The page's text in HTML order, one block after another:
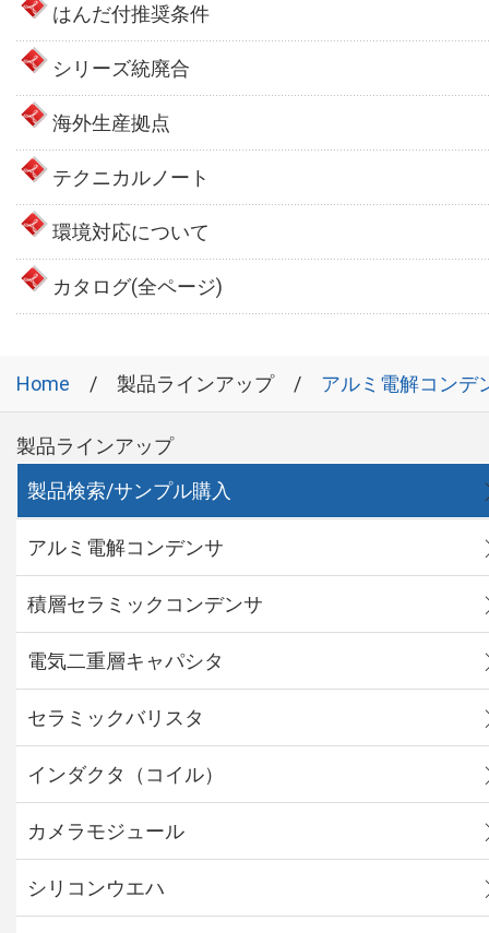
はんだ付推奨条件
シリーズ統廃合
海外生産拠点
テクニカルノート
環境対応について
カタログ(全ページ)
Home 製品ラインアップ アルミ電解コンデ
製品ラインアップ
製品検索/サンプル購入
アルミ電解コンデンサ
積層セラミックコンデンサ
電気二重層キャパシタ
セラミックバリスタ
インダクタ（コイル）
カメラモジュール
シリコンウエハ